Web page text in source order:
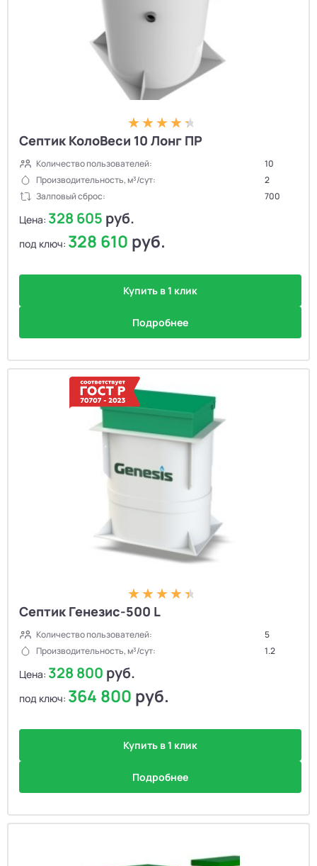
Септик КолоВеси 10 Лонг ПР
Количество пользователей:
10
Производительность, м³/сут:
2
Залповый сброс:
700
Цена: 328 605 руб.
под ключ: 328 610 руб.
Купить в 1 клик
Подробнее
Септик Генезис-500 L
Количество пользователей:
5
Производительность, м³/сут:
1.2
Цена: 328 800 руб.
под ключ: 364 800 руб.
Купить в 1 клик
Подробнее